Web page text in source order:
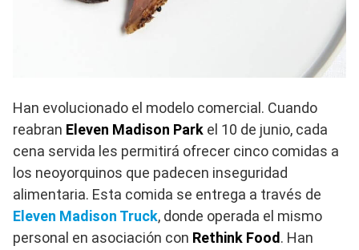
Han evolucionado el modelo comercial. Cuando
reabran Eleven Madison Park el 10 de junio, cada
cena servida les permitirá ofrecer cinco comidas a
los neoyorquinos que padecen inseguridad
alimentaria. Esta comida se entrega a través de
Eleven Madison Truck, donde operada el mismo
personal en asociación con Rethink Food . Han